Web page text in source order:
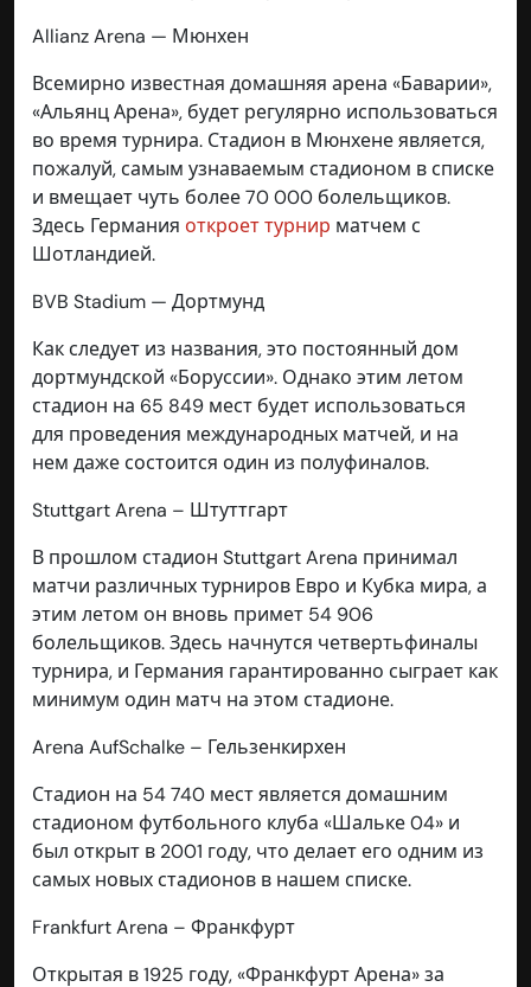
Allianz Arena — Мюнхен
Всемирно известная домашняя арена «Баварии»,
«Альянц Арена», будет регулярно использоваться
во время турнира. Стадион в Мюнхене является,
пожалуй, самым узнаваемым стадионом в списке
и вмещает чуть более 70 000 болельщиков.
Здесь Германия откроет турнир матчем с
Шотландией.
BVB Stadium — Дортмунд
Как следует из названия, это постоянный дом
дортмундской «Боруссии». Однако этим летом
стадион на 65 849 мест будет использоваться
для проведения международных матчей, и на
нем даже состоится один из полуфиналов.
Stuttgart Arena – Штуттгарт
В прошлом стадион Stuttgart Arena принимал
матчи различных турниров Евро и Кубка мира, а
этим летом он вновь примет 54 906
болельщиков. Здесь начнутся четвертьфиналы
турнира, и Германия гарантированно сыграет как
минимум один матч на этом стадионе.
Arena AufSchalke – Гельзенкирхен
Стадион на 54 740 мест является домашним
стадионом футбольного клуба «Шальке 04» и
был открыт в 2001 году, что делает его одним из
самых новых стадионов в нашем списке.
Frankfurt Arena – Франкфурт
Открытая в 1925 году, «Франкфурт Арена» за